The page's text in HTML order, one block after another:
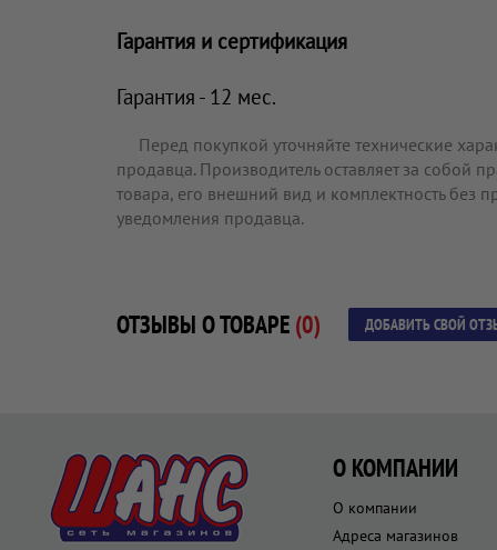
Гарантия и сертификация
Гарантия - 12 мес.
Перед покупкой уточняйте технические
продавца. Производитель оставляет за собой
товара, его внешний вид и комплектность без
уведомления продавца.
ОТЗЫВЫ О ТОВАРЕ (0) ДОБАВИТЬ СВОЙ
О КОМПАНИИ
О компании
Адреса магазинов